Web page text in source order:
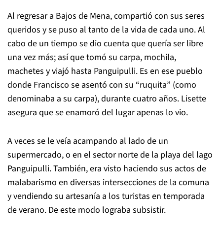
Al regresar a Bajos de Mena, compartió con sus seres
queridos y se puso al tanto de la vida de cada uno. Al
cabo de un tiempo se dio cuenta que quería ser libre
una vez más; así que tomó su carpa, mochila,
machetes y viajó hasta Panguipulli. Es en ese pueblo
donde Francisco se asentó con su “ruquita” (como
denominaba a su carpa), durante cuatro años. Lisette
asegura que se enamoró del lugar apenas lo vio.
A veces se le veía acampando al lado de un
supermercado, o en el sector norte de la playa del lago
Panguipulli. También, era visto haciendo sus actos de
malabarismo en diversas intersecciones de la comuna
y vendiendo su artesanía a los turistas en temporada
de verano. De este modo lograba subsistir.